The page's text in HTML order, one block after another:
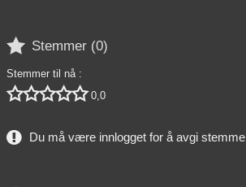
 Stemmer (0)
Stemmer til nå :
 0,0
Du må være innlogget for å avgi stemme